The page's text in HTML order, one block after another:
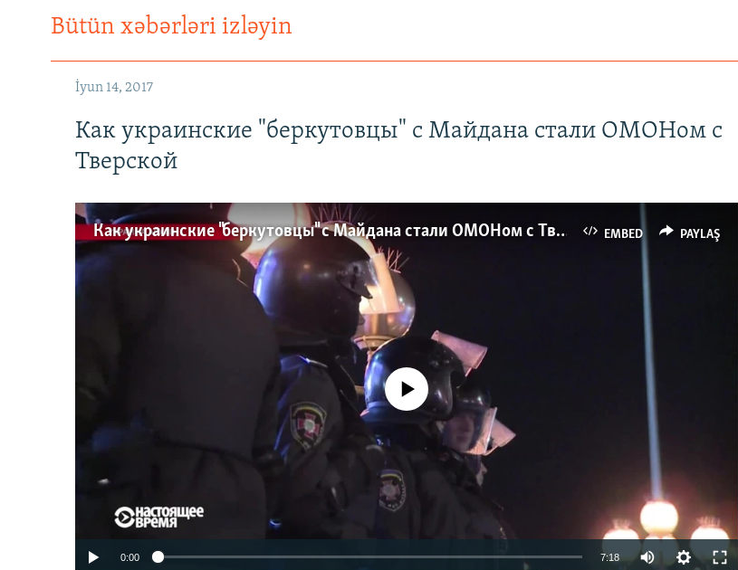
Bütün xəbərləri izləyin
İyun 14, 2017
Как украинские "беркутовцы" с Майдана стали ОМОНом с
Тверской
EMBED PAYLAŞ
Как украинские "беркутовцы" с Майдана стали ОМОНом с Тверской
No media source currently available
0:00 7:18